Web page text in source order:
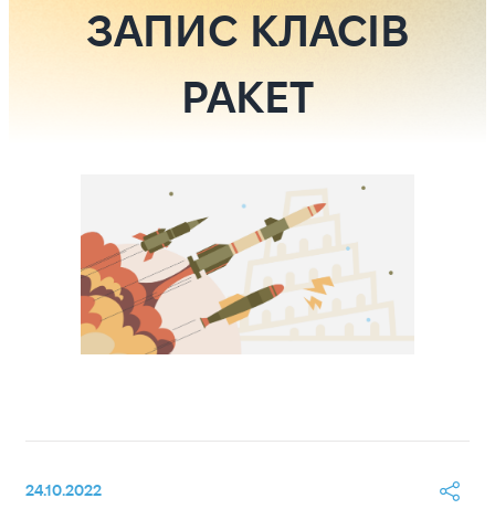
ЗАПИС КЛАСІВ
РАКЕТ
24.10.2022